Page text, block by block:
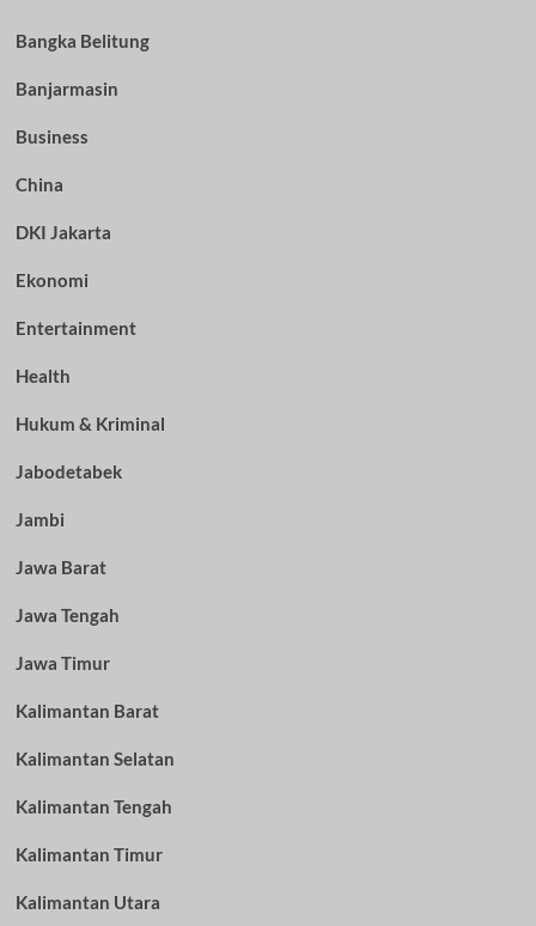
Bangka Belitung
Banjarmasin
Business
China
DKI Jakarta
Ekonomi
Entertainment
Health
Hukum & Kriminal
Jabodetabek
Jambi
Jawa Barat
Jawa Tengah
Jawa Timur
Kalimantan Barat
Kalimantan Selatan
Kalimantan Tengah
Kalimantan Timur
Kalimantan Utara